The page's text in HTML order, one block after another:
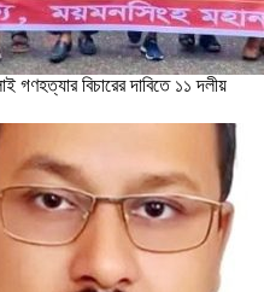
গণহত্যার বিচারের দাবিতে ১১ দলীয়